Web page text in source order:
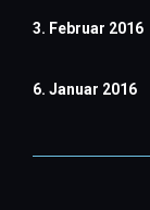
3. Februar 2016
6. Januar 2016